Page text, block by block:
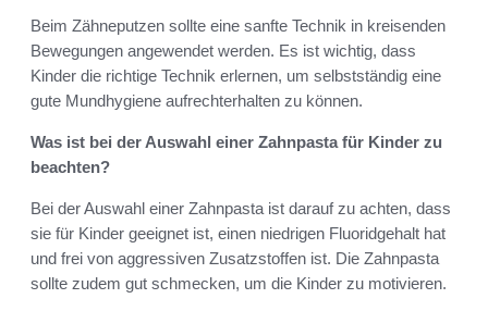
Beim Zähneputzen sollte eine sanfte Technik in kreisenden
Bewegungen angewendet werden. Es ist wichtig, dass
Kinder die richtige Technik erlernen, um selbstständig eine
gute Mundhygiene aufrechterhalten zu können.
Was ist bei der Auswahl einer Zahnpasta für Kinder zu
beachten?
Bei der Auswahl einer Zahnpasta ist darauf zu achten, dass
sie für Kinder geeignet ist, einen niedrigen Fluoridgehalt hat
und frei von aggressiven Zusatzstoffen ist. Die Zahnpasta
sollte zudem gut schmecken, um die Kinder zu motivieren.